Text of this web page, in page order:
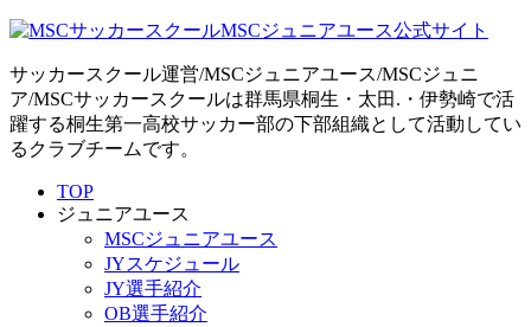
サッカースクール運営/MSCジュニアユース/MSCジュニ
ア/MSCサッカースクールは群馬県桐生・太田.・伊勢崎で活
躍する桐生第一高校サッカー部の下部組織として活動してい
るクラブチームです。
TOP
ジュニアユース
MSCジュニアユース
JYスケジュール
JY選手紹介
OB選手紹介